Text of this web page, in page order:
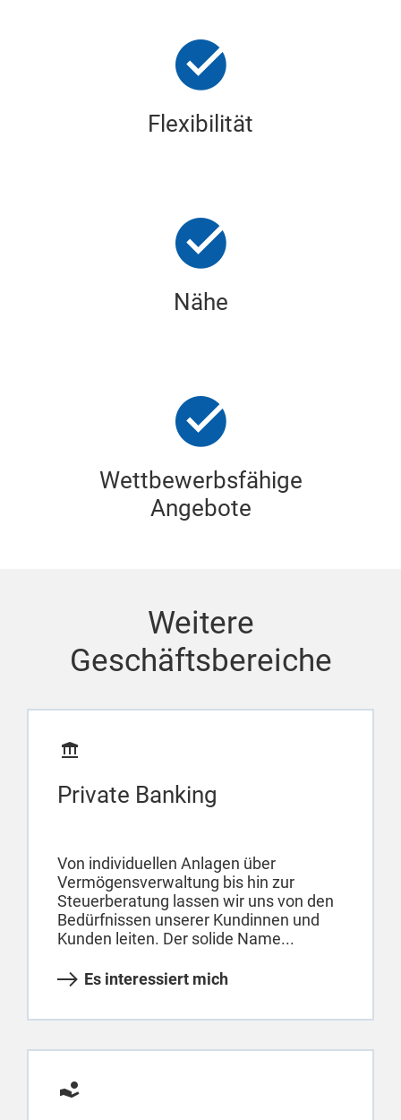
Flexibilität
Nähe
Wettbewerbsfähige
Angebote
Weitere
Geschäftsbereiche
Private Banking
Von individuellen Anlagen über
Vermögensverwaltung bis hin zur
Steuerberatung lassen wir uns von den
Bedürfnissen unserer Kundinnen und
Kunden leiten. Der solide Name...
Es interessiert mich